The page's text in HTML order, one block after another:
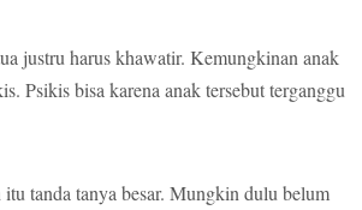
justru harus khawatir. Kemungkinan anak
Psikis bisa karena anak tersebut terganggu
tanda tanya besar. Mungkin dulu belum